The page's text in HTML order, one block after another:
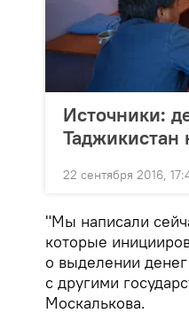
Источники:
Таджикистан
22 сентября 2016,
"Мы написали
которые
о выделении
с другими
Москалькова.